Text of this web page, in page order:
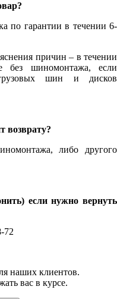
по гарантии в течении 6-
причин – в течении
без шиномонтажа, если
шин и дисков
возврату?
либо другого
если нужно вернуть
72
наших клиентов.
вас в курсе.